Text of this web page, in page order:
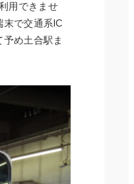
用できませ
末で交通系IC
め土合駅ま